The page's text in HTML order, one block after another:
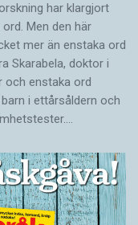
har klargjort
Men den här
mer än enstaka ord
Skarabela, doktor i
och enstaka ord
i ettårsåldern och